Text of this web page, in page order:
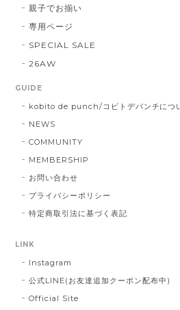
親子でお揃い
専用ページ
SPECIAL SALE
26AW
GUIDE
kobito de punch/コビトデパンチにつ
NEWS
COMMUNITY
MEMBERSHIP
お問い合わせ
プライバシーポリシー
特定商取引法に基づく表記
LINK
Instagram
公式LINE(お友達追加クーポン配布中)
Official Site